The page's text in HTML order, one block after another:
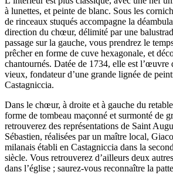
à lunettes, et peinte de blanc. Sous les
de rinceaux stuqués accompagne la
direction du chœur, délimité par une
passage sur la gauche, vous prendrez le
prêcher en forme de cuve hexagonale, et
chantournés. Datée de 1734, elle est
vieux, fondateur d’une grande lignée de
Castagniccia.
Dans le chœur, à droite et à gauche du
forme de tombeau maçonné et surmonté de
retrouverez des représentations de Saint
Sébastien, réalisées par un maître local,
milanais établi en Castagniccia dans la
siècle. Vous retrouverez d’ailleurs deux
dans l’église ; saurez-vous reconnaître la